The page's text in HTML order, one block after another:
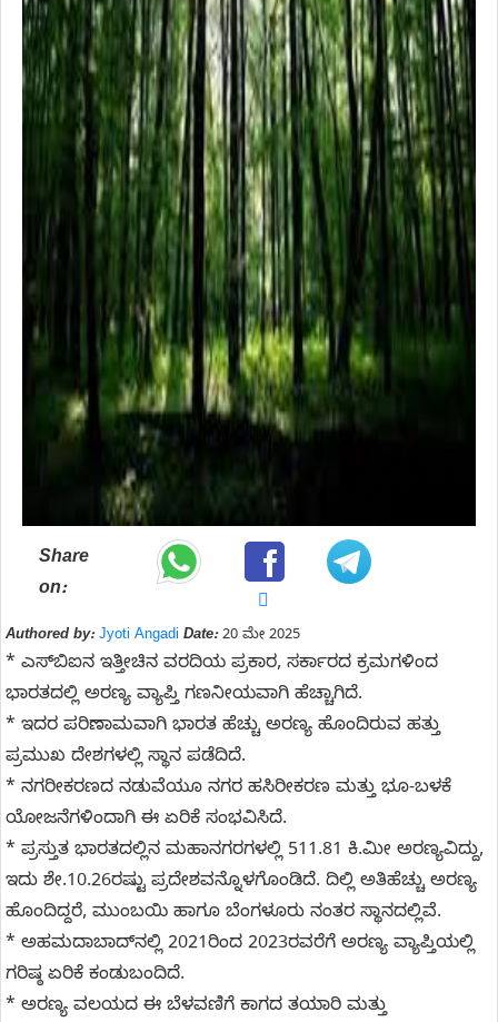
Share
on:
Authored by: Jyoti Angadi Date:20 ಮೇ 2025
* ಎಸ್‌ಬಿಐನ ಇತ್ತೀಚಿನ ವರದಿಯ ಪ್ರಕಾರ, ಸರ್ಕಾರದ ಕ್ರಮಗಳಿಂದ
ಭಾರತದಲ್ಲಿ ಅರಣ್ಯ ವ್ಯಾಪ್ತಿ ಗಣನೀಯವಾಗಿ ಹೆಚ್ಚಾಗಿದೆ.
* ಇದರ ಪರಿಣಾಮವಾಗಿ ಭಾರತ ಹೆಚ್ಚು ಅರಣ್ಯ ಹೊಂದಿರುವ ಹತ್ತು
ಪ್ರಮುಖ ದೇಶಗಳಲ್ಲಿ ಸ್ಥಾನ ಪಡೆದಿದೆ.
* ನಗರೀಕರಣದ ನಡುವೆಯೂ ನಗರ ಹಸಿರೀಕರಣ ಮತ್ತು ಭೂ-ಬಳಕೆ
ಯೋಜನೆಗಳಿಂದಾಗಿ ಈ ಏರಿಕೆ ಸಂಭವಿಸಿದೆ.
* ಪ್ರಸ್ತುತ ಭಾರತದಲ್ಲಿನ ಮಹಾನಗರಗಳಲ್ಲಿ 511.81 ಕಿ.ಮೀ ಅರಣ್ಯವಿದ್ದು,
ಇದು ಶೇ.10.26ರಷ್ಟು ಪ್ರದೇಶವನ್ನೊಳಗೊಂಡಿದೆ. ದಿಲ್ಲಿ ಅತಿಹೆಚ್ಚು ಅರಣ್ಯ
ಹೊಂದಿದ್ದರೆ, ಮುಂಬಯಿ ಹಾಗೂ ಬೆಂಗಳೂರು ನಂತರ ಸ್ಥಾನದಲ್ಲಿವೆ.
* ಅಹಮದಾಬಾದ್‌ನಲ್ಲಿ 2021ರಿಂದ 2023ರವರೆಗೆ ಅರಣ್ಯ ವ್ಯಾಪ್ತಿಯಲ್ಲಿ
ಗರಿಷ್ಠ ಏರಿಕೆ ಕಂಡುಬಂದಿದೆ.
* ಅರಣ್ಯ ವಲಯದ ಈ ಬೆಳವಣಿಗೆ ಕಾಗದ ತಯಾರಿ ಮತ್ತು